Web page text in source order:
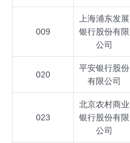
009
上海浦东发展
银行股份有限
公司
020
平安银行股份
有限公司
023
北京农村商业
银行股份有限
公司